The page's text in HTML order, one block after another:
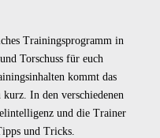
Trainingsprogramm in
Torschuss für euch
kommt das
In den verschiedenen
und die Trainer
und Tricks.